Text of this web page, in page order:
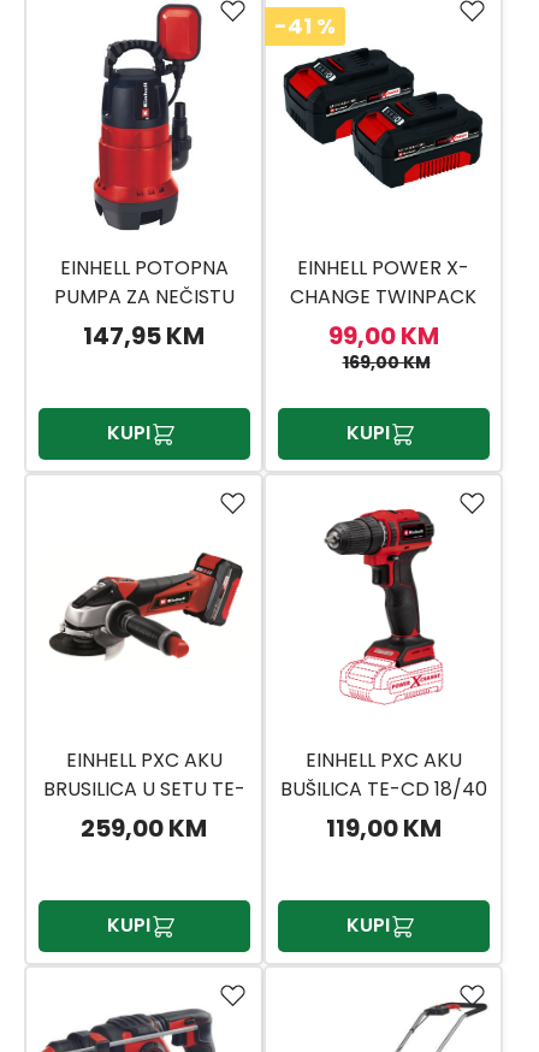
EINHELL POTOPNA
PUMPA ZA NEČISTU
VODU GC-DP 7835
147,95 KM
KUPI
-41 %
EINHELL POWER X-
CHANGE TWINPACK
4,0 AH
99,00 KM
169,00 KM
KUPI
EINHELL PXC AKU
BRUSILICA U SETU TE-
AG 18/115 LI KIT
(1X4,0AH)
259,00 KM
KUPI
EINHELL PXC AKU
BUŠILICA TE-CD 18/40
LI SOLO
119,00 KM
KUPI